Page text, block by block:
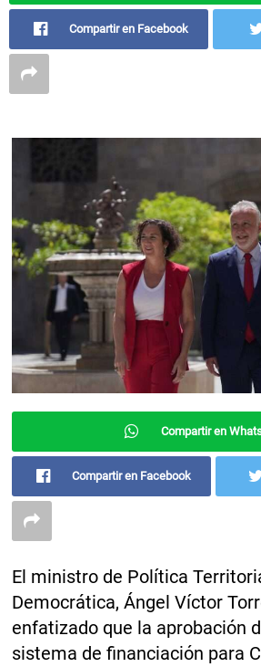
Compartir en Facebook
Compartir en
Compartir en Facebook
El ministro de Política
Democrática, Ángel Víctor
enfatizado que la aprobación
sistema de financiación para